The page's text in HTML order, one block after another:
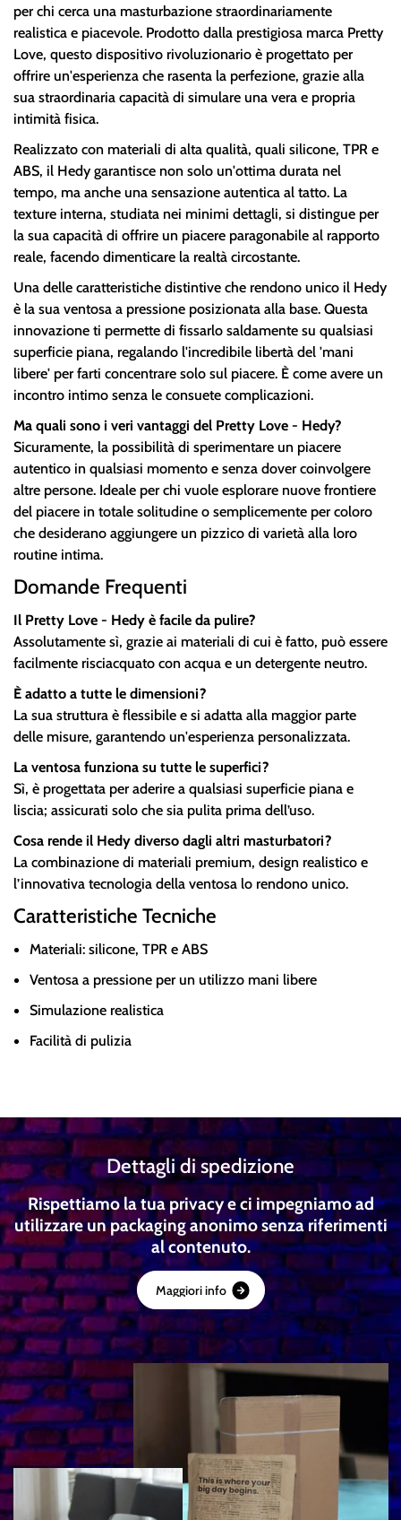
per chi cerca una masturbazione straordinariamente
realistica e piacevole. Prodotto dalla prestigiosa marca Pretty
Love, questo dispositivo rivoluzionario è progettato per
offrire un'esperienza che rasenta la perfezione, grazie alla
sua straordinaria capacità di simulare una vera e propria
intimità fisica.
Realizzato con materiali di alta qualità, quali silicone, TPR e
ABS, il Hedy garantisce non solo un'ottima durata nel
tempo, ma anche una sensazione autentica al tatto. La
texture interna, studiata nei minimi dettagli, si distingue per
la sua capacità di offrire un piacere paragonabile al rapporto
reale, facendo dimenticare la realtà circostante.
Una delle caratteristiche distintive che rendono unico il Hedy
è la sua ventosa a pressione posizionata alla base. Questa
innovazione ti permette di fissarlo saldamente su qualsiasi
superficie piana, regalando l'incredibile libertà del 'mani
libere' per farti concentrare solo sul piacere. È come avere un
incontro intimo senza le consuete complicazioni.
Ma quali sono i veri vantaggi del Pretty Love - Hedy?
Sicuramente, la possibilità di sperimentare un piacere
autentico in qualsiasi momento e senza dover coinvolgere
altre persone. Ideale per chi vuole esplorare nuove frontiere
del piacere in totale solitudine o semplicemente per coloro
che desiderano aggiungere un pizzico di varietà alla loro
routine intima.
Domande Frequenti
Il Pretty Love - Hedy è facile da pulire?
Assolutamente sì, grazie ai materiali di cui è fatto, può essere
facilmente risciacquato con acqua e un detergente neutro.
È adatto a tutte le dimensioni?
La sua struttura è flessibile e si adatta alla maggior parte
delle misure, garantendo un'esperienza personalizzata.
La ventosa funziona su tutte le superfici?
Sì, è progettata per aderire a qualsiasi superficie piana e
liscia; assicurati solo che sia pulita prima dell’uso.
Cosa rende il Hedy diverso dagli altri masturbatori?
La combinazione di materiali premium, design realistico e
l’innovativa tecnologia della ventosa lo rendono unico.
Caratteristiche Tecniche
Materiali: silicone, TPR e ABS
Ventosa a pressione per un utilizzo mani libere
Simulazione realistica
Facilità di pulizia
Dettagli di spedizione
Rispettiamo la tua privacy e ci impegniamo ad
utilizzare un packaging anonimo senza riferimenti
al contenuto.
Maggioriinfo